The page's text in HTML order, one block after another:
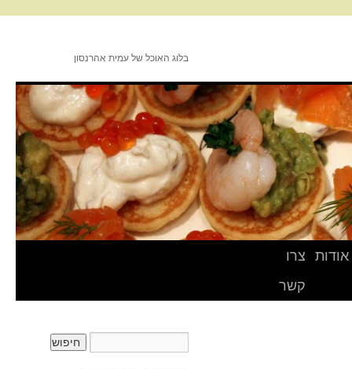
בלוג האוכל של עמית אהרנסון
אודות
צרו
קשר